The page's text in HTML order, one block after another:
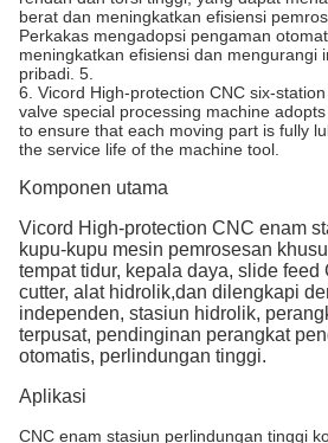
berat dan meningkatkan efisiensi
Perkakas mengadopsi pengaman
meningkatkan efisiensi dan mengurangi
pribadi. 5.
6. Vicord High-protection CNC six-
valve special processing machine
to ensure that each moving part is fully
the service life of the machine tool.
Komponen utama
Vicord High-protection CNC enam
kupu-kupu mesin pemrosesan
tempat tidur, kepala daya, slide feed
cutter, alat hidrolik,dan dilengkapi
independen, stasiun hidrolik,
terpusat, pendinginan perangkat
otomatis, perlindungan tinggi.
Aplikasi
CNC enam stasiun perlindungan tinggi